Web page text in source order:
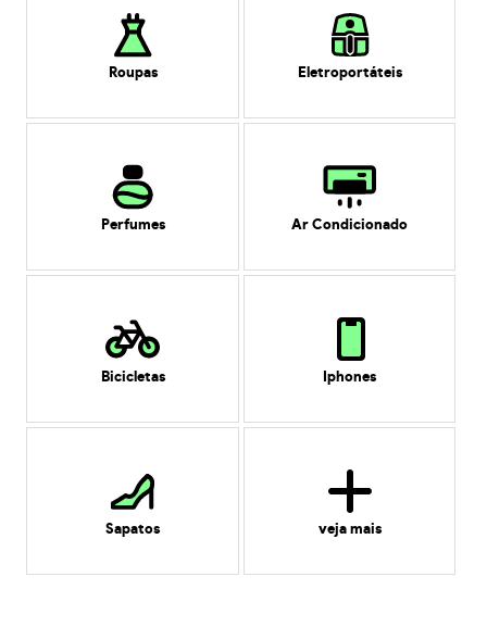
Roupas Eletroportáteis
Perfumes Ar Condicionado
Bicicletas Iphones
Sapatos veja mais